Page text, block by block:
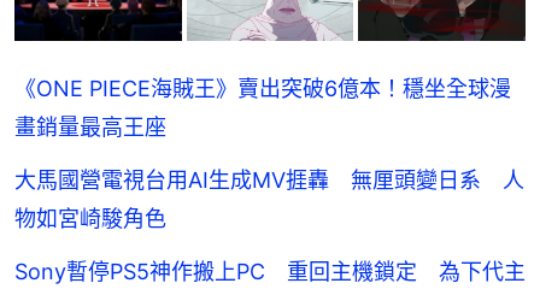
《ONE PIECE海賊王》賣出突破6億本！穩坐全球漫
畫銷量最高王座
大馬國營電視台用AI生成MV捱轟 無厘頭變日系 人
物如宮崎駿角色
Sony暫停PS5神作搬上PC 重回主機鎖定 為下代主